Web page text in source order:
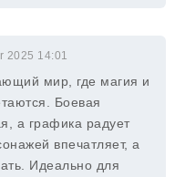
2025 14:01
мир, где магия и
Боевая
а графика радует
впечатляет, а
Идеально для